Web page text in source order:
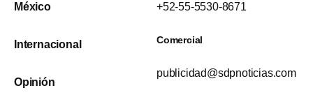
México
Internacional
Opinión
+52-55-5530-8671
Comercial
publicidad@sdpnoticias.com